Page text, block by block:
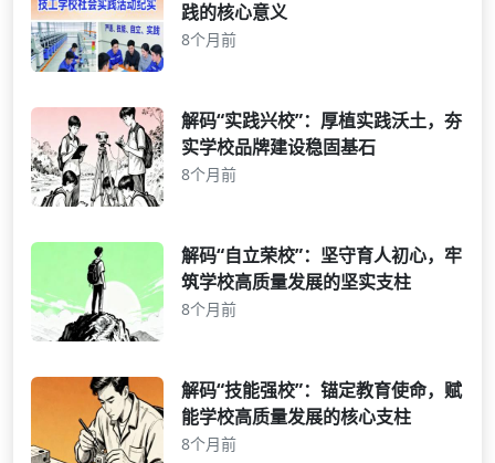
践的核心意义
8个月前
解码“实践兴校”：厚植实践沃土，夯
实学校品牌建设稳固基石
8个月前
解码“自立荣校”：坚守育人初心，牢
筑学校高质量发展的坚实支柱
8个月前
解码“技能强校”：锚定教育使命，赋
能学校高质量发展的核心支柱
8个月前